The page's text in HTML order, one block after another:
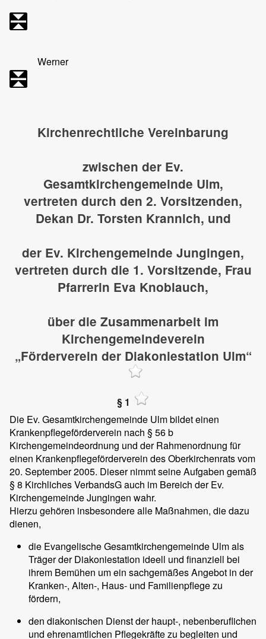
Werner
Kirchenrechtliche Vereinbarung
zwischen der Ev.
Gesamtkirchengemeinde Ulm,
vertreten durch den 2. Vorsitzenden,
Dekan Dr. Torsten Krannich, und
der Ev. Kirchengemeinde Jungingen,
vertreten durch die 1. Vorsitzende, Frau
Pfarrerin Eva Knoblauch,
über die Zusammenarbeit im
Kirchengemeindeverein
„Förderverein der Diakoniestation Ulm“
§ 1
Die Ev. Gesamtkirchengemeinde Ulm bildet einen
Krankenpflegeförderverein nach § 56 b
Kirchengemeindeordnung und der Rahmenordnung für
einen Krankenpflegeförderverein des Oberkirchenrats vom
20. September 2005. Dieser nimmt seine Aufgaben gemäß
§ 8 Kirchliches VerbandsG auch im Bereich der Ev.
Kirchengemeinde Jungingen wahr.
Hierzu gehören insbesondere alle Maßnahmen, die dazu
dienen,
die Evangelische Gesamtkirchengemeinde Ulm als
Träger der Diakoniestation ideell und finanziell bei
ihrem Bemühen um ein sachgemäßes Angebot in der
Kranken-, Alten-, Haus- und Familienpflege zu
fördern,
den diakonischen Dienst der haupt-, nebenberuflichen
und ehrenamtlichen Pflegekräfte zu begleiten und